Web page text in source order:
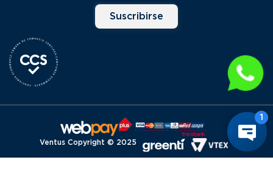
Suscribirse
Ventus Copyright © 2025